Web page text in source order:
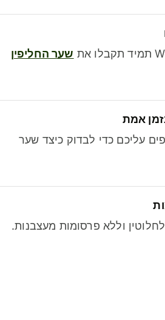
שער החליפין
אמת
עליכם כדי לבדוק כיצד שער
וללא פרסומות מעצבנות.